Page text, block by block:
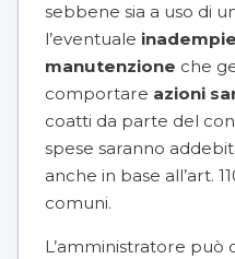
sebbene sia a uso di
l’eventuale
manutenzione che
comportare azioni
coatti da parte del
spese saranno
anche in base all’art.
comuni.
L’amministratore può